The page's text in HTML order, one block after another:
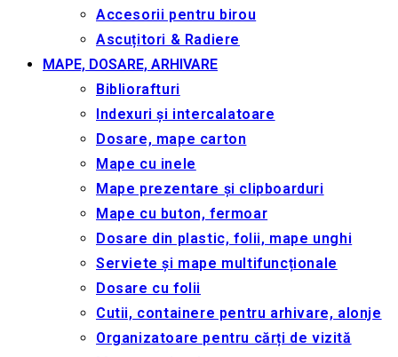
Accesorii pentru birou
Ascuțitori & Radiere
MAPE, DOSARE, ARHIVARE
Bibliorafturi
Indexuri și intercalatoare
Dosare, mape carton
Mape cu inele
Mape prezentare și clipboarduri
Mape cu buton, fermoar
Dosare din plastic, folii, mape unghi
Serviete și mape multifuncționale
Dosare cu folii
Cutii, containere pentru arhivare, alonje
Organizatoare pentru cărți de vizită